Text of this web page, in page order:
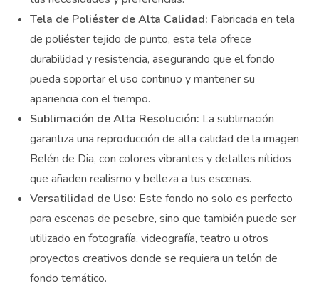
permite obtener un producto que se adapte
Tela de Poliéster de Alta Calidad:
tela de poliéster tejido de punto, esta tela ofrece
durabilidad y resistencia, asegurando que el fondo
pueda soportar el uso continuo y mantener su
Sublimación de Alta Resolución:
garantiza una reproducción de alta calidad de la
imagen Belén de Dia, con colores vibrantes y
detalles nítidos que añaden realismo y belleza a tus
escenas.
Versatilidad de Uso: Este fondo no solo es perfecto
para escenas de pesebre, sino que también puede